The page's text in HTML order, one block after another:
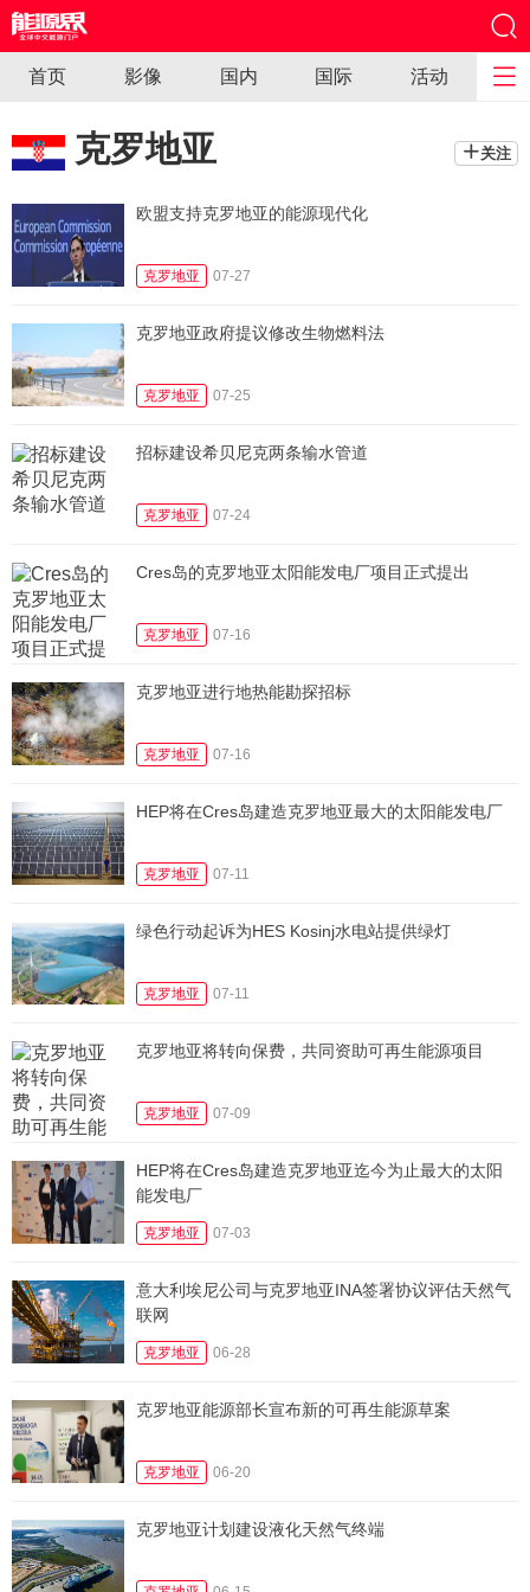
首页 影像 国内 国际 活动
克罗地亚 关注
欧盟支持克罗地亚的能源现代化
克罗地亚 07-27
克罗地亚政府提议修改生物燃料法
克罗地亚 07-25
招标建设希贝尼克两条输水管道
克罗地亚 07-24
Cres岛的克罗地亚太阳能发电厂项目正式提出
克罗地亚 07-16
克罗地亚进行地热能勘探招标
克罗地亚 07-16
HEP将在Cres岛建造克罗地亚最大的太阳能发电厂
克罗地亚 07-11
绿色行动起诉为HES Kosinj水电站提供绿灯
克罗地亚 07-11
克罗地亚将转向保费，共同资助可再生能源项目
克罗地亚 07-09
HEP将在Cres岛建造克罗地亚迄今为止最大的太阳
能发电厂
克罗地亚 07-03
意大利埃尼公司与克罗地亚INA签署协议评估天然气
联网
克罗地亚 06-28
克罗地亚能源部长宣布新的可再生能源草案
克罗地亚 06-20
克罗地亚计划建设液化天然气终端